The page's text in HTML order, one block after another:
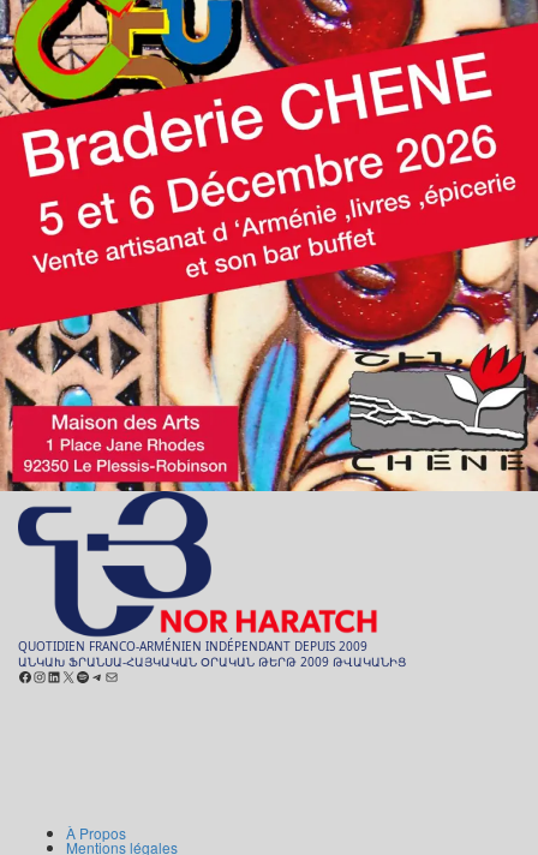
QUOTIDIEN FRANCO-ARMÉNIEN INDÉPENDANT DEPUIS 2009
ԱՆԿԱԽ ՖՐԱՆՍԱ-ՀԱՅԿԱԿԱՆ ՕՐԱԿԱՆ ԹԵՐԹ 2009 ԹՎԱԿԱՆԻՑ
Facebook
Instagram
LinkedIn
X Spotify
Telegram
E-
À Propos
Mentions légales